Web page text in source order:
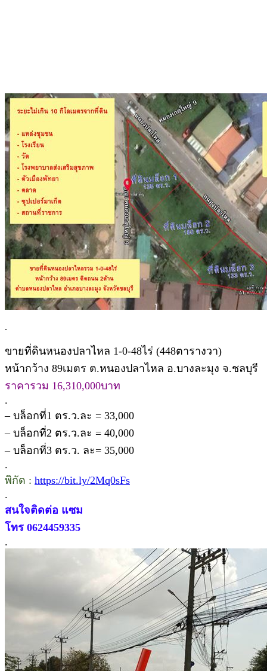
.
ขายที่ดินหนองปลาไหล 1-0-48ไร่ (448ตารางวา)
หน้ากว้าง 89เมตร ต.หนองปลาไหล อ.บางละมุง จ.ชลบุรี
ราคารวม 16,310,000บาท
.
– บล็อกที่1 ตร.ว.ละ = 33,000
– บล็อกที่2 ตร.ว.ละ = 40,000
– บล็อกที่3 ตร.ว. ละ= 35,000
.
พิกัด : https://bit.ly/2Mq0sFs
.
สนใจติดต่อ แซม
โทร 0624459335
.